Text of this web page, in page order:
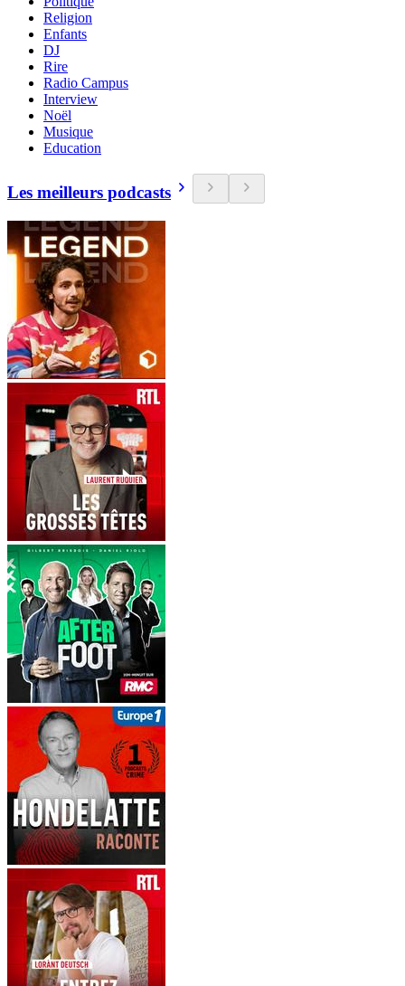
Religion
Enfants
DJ
Rire
Radio Campus
Interview
Noël
Musique
Education
Les meilleurs podcasts